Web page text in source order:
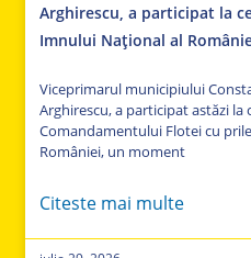
Arghirescu, a participat la
Imnului Național al
Viceprimarul municipiului
Arghirescu, a participat astăzi
Comandamentului Flotei cu
României, un moment
Citeste mai multe